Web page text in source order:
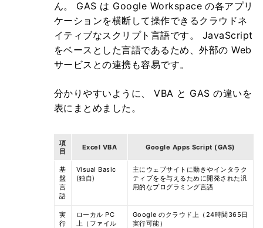
ん。 GAS は Google Workspace の各アプリ
ケーションを横断して操作できるクラウドネ
イティブなスクリプト言語です。 JavaScript
をベースとした言語であるため、外部の Web
サービスとの連携も容易です。
分かりやすいように、 VBA と GAS の違いを
表にまとめました。
項
目
Excel VBA Google Apps Script (GAS)
基
盤
言
語
Visual Basic
(独自)
主にウェブサイトに動きやインタラク
ティブをを与えるために開発された汎
用的なプログラミング言語
実
行
ローカル PC
上（ファイル
Google のクラウド上（24時間365日
実行可能）